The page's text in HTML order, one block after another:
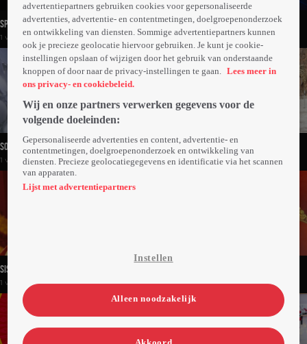
Spoorloos
1 volledige video
Superhero Academy
33 volledige video's
Somberman's Actie
1 volledige video
Special Forces: Who Dares Wins (USA)
19 volledige video's
Sissi
1 volledige video 1 volledige video
advertentiepartners gebruiken cookies voor gepersonaliseerde
advertenties, advertentie- en contentmetingen, doelgroepenonderzoek
en ontwikkeling van diensten. Sommige advertentiepartners kunnen
ook je precieze geolocatie hiervoor gebruiken. Je kunt je cookie-
instellingen opslaan of wijzigen door het gebruik van onderstaande
knoppen of door naar de privacy-instellingen te gaan. Lees meer in
ons privacy- en cookiebeleid.
Wij en onze partners verwerken gegevens voor de
volgende doeleinden:
Gepersonaliseerde advertenties en content, advertentie- en
contentmetingen, doelgroepenonderzoek en ontwikkeling van
diensten. Precieze geolocatiegegevens en identificatie via het scannen
van apparaten.
Lijst met advertentiepartners
Instellen
Alleen noodzakelijk